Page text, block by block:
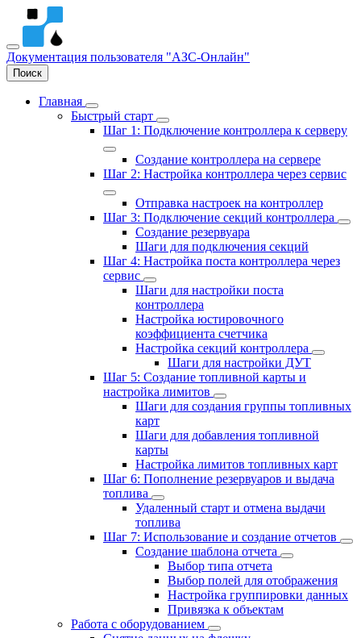
Документация пользователя "АЗС-Онлайн"
Поиск
Главная
Быстрый старт
Шаг 1: Подключение контроллера к серверу
Создание контроллера на сервере
Шаг 2: Настройка контроллера через сервис
Отправка настроек на контроллер
Шаг 3: Подключение секций контроллера
Создание резервуара
Шаги для подключения секций
Шаг 4: Настройка поста контроллера через
сервис
Шаги для настройки поста
контроллера
Настройка юстировочного
коэффициента счетчика
Настройка секций контроллера
Шаги для настройки ДУТ
Шаг 5: Создание топливной карты и
настройка лимитов
Шаги для создания группы топливных
карт
Шаги для добавления топливной
карты
Настройка лимитов топливных карт
Шаг 6: Пополнение резервуаров и выдача
топлива
Удаленный старт и отмена выдачи
топлива
Шаг 7: Использование и создание отчетов
Создание шаблона отчета
Выбор типа отчета
Выбор полей для отображения
Настройка группировки данных
Привязка к объектам
Работа с оборудованием